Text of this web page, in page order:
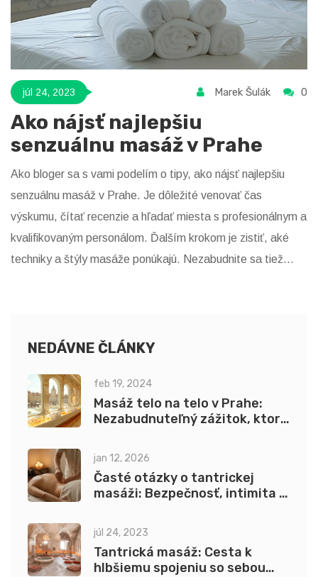
júl 24, 2023 Marek Šulák 0
Ako nájsť najlepšiu
senzuálnu masáž v Prahe
Ako bloger sa s vami podelím o tipy, ako nájsť najlepšiu
senzuálnu masáž v Prahe. Je dôležité venovať čas
výskumu, čítať recenzie a hľadať miesta s profesionálnym a
kvalifikovaným personálom. Ďalším krokom je zistiť, aké
techniky a štýly masáže ponúkajú. Nezabudnite sa tiež
NEDÁVNE ČLÁNKY
feb 19, 2024
Masáž telo na telo v Prahe:
Nezabudnuteľný zážitok, ktorý
jan 12, 2026
Časté otázky o tantrickej
masáži: Bezpečnosť, intimita a
júl 24, 2023
Tantrická masáž: Cesta k
hlbšiemu spojeniu so sebou